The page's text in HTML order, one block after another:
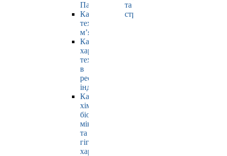
Павлюк
Кафедра
технології
м’яса
Кафедра
харчових
технологій
в
ресторанній
індустрії
Кафедра
хімії,
біохімії,
мікробіології
та
гігієни
харчування
та
страхування